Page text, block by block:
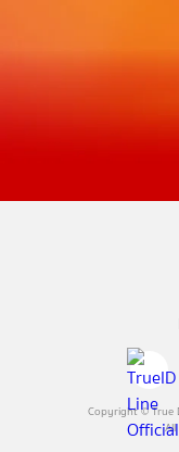
Copyright © True